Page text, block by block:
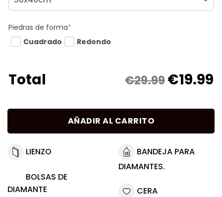
Piedras de forma*
Cuadrado
Redondo
Total €29.99€19.99
AÑADIR AL CARRITO
LIENZO
BOLSAS DE
DIAMANTE
BANDEJA PARA
DIAMANTES.
CERA